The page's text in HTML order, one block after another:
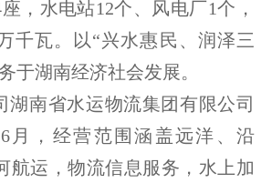
，水电站12个、风电厂1个，
千瓦。以“兴水惠民、润泽三
于湖南经济社会发展。
湖南省水运物流集团有限公司
月，经营范围涵盖远洋、沿
航运，物流信息服务，水上加